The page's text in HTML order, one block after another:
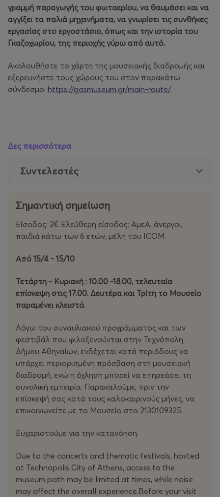
γραμμή παραγωγής του φωταερίου, να θαυμάσει και να
αγγίξει τα παλιά μηχανήματα, να γνωρίσει τις συνθήκες
εργασίας στο εργοστάσιο, όπως και την ιστορία του
Γκαζοχωρίου, της περιοχής γύρω από αυτό.
Ακολουθήστε το χάρτη της μουσειακής διαδρομής και
εξερευνήστε τους χώρους του στον παρακάτω
σύνδεσμο: https://gasmuseum.gr/main-route/
Δες περισσότερα
Συντελεστές
Σημαντική σημείωση
Είσοδος: 2€ Ελεύθερη είσοδος: ΑμεΑ, άνεργοι,
παιδιά κάτω των 6 ετών, μέλη του ICOM
Από 15/4 - 15/10
Τετάρτη - Κυριακή : 10.00 -18.00, τελευταία
επίσκεψη στις 17.00. Δευτέρα και Τρίτη το Μουσείο
παραμένει κλειστό.
Λόγω του συναυλιακού προγράμματος και των
φεστιβάλ που φιλοξενούνται στην Τεχνόπολη
Δήμου Αθηναίων, ενδέχεται κατά περιόδους να
υπάρχει περιορισμένη πρόσβαση στη μουσειακή
διαδρομή, ενώ η όχληση μπορεί να επηρεάσει τη
συνολική εμπειρία. Παρακαλούμε, πριν την
επίσκεψή σας κατά τους καλοκαιρινούς μήνες, να
επικοινωνείτε με το Μουσείο στο 2130109325.
Ευχαριστούμε για την κατανόηση.
Due to the concerts and thematic festivals, hosted
at Technopolis City of Athens, access to the
museum path may be limited at times, while noise
may affect the overall experience.Before your visit